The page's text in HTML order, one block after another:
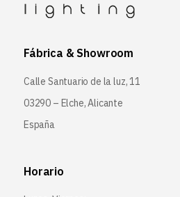
Fábrica & Showroom
Calle Santuario de la luz, 11
03290 – Elche, Alicante
España
Horario